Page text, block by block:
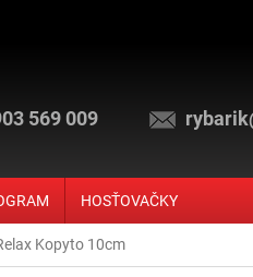
569 009
HOSŤOVAČKY
Kopyto 10cm